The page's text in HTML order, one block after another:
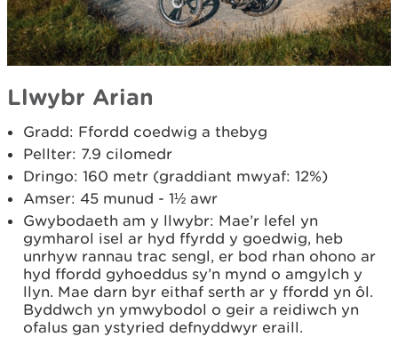
Llwybr Arian
Gradd: Ffordd coedwig a thebyg
Pellter: 7.9 cilomedr
Dringo: 160 metr (graddiant mwyaf: 12%)
Amser: 45 munud - 1½ awr
Gwybodaeth am y llwybr: Mae’r lefel yn
gymharol isel ar hyd ffyrdd y goedwig, heb
unrhyw rannau trac sengl, er bod rhan ohono ar
hyd ffordd gyhoeddus sy’n mynd o amgylch y
llyn. Mae darn byr eithaf serth ar y ffordd yn ôl.
Byddwch yn ymwybodol o geir a reidiwch yn
ofalus gan ystyried defnyddwyr eraill.